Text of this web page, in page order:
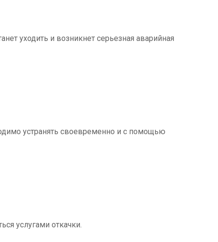
уходить и возникнет серьезная аварийная
устранять своевременно и с помощью
услугами откачки.